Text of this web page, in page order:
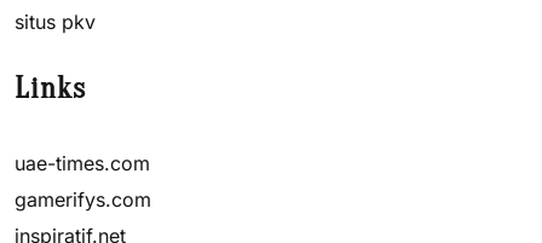
situs pkv
Links
uae-times.com
gamerifys.com
inspiratif.net